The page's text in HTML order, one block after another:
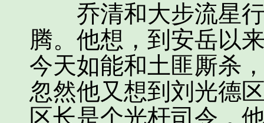
乔清和大步流星行
腾。他想，到安岳以
今天如能和土匪厮杀
忽然他又想到刘光德
区长是个光杆司令，